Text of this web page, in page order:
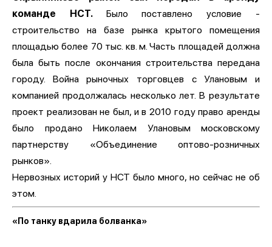
команде НСТ. Было поставлено условие -
строительство на базе рынка крытого помещения
площадью более 70 тыс. кв. м. Часть площадей должна
была быть после окончания строительства передана
городу. Война рыночных торговцев с Улановым и
компанией продолжалась несколько лет. В результате
проект реализован не был, и в 2010 году право аренды
было продано Николаем Улановым московскому
партнерству «Объединение оптово-розничных
рынков».
Нервозных историй у НСТ было много, но сейчас не об
этом.
«По танку вдарила болванка»